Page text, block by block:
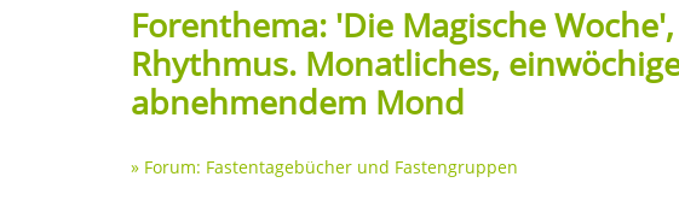
Forenthema: 'Die Magische
Rhythmus. Monatliches,
abnehmendem Mond
» Forum: Fastentagebücher und Fastengruppen